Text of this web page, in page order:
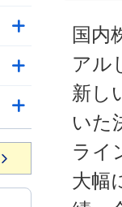
国内
アル
新し
いた
ライ
大幅